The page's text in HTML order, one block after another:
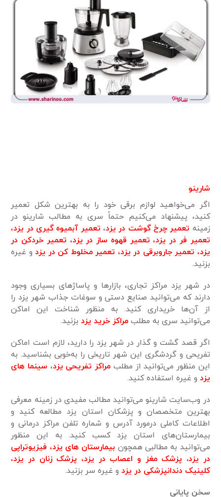
شارینو
اگر می‌خواهید لوازم برقی خود را به بهترین شکل تعمیر
کنید، پیشنهاد می‌کنیم حتماً سری به مطالب شارینو در
زمینه تعمیر چرخ گوشت در یزد، تعمیر آبمیوه گیری در یزد،
تعمیر فر در یزد،تعمیر قهوه ساز در یزد، تعمیر خردکن در
یزد، تعمیر جاروبرقی در یزد، تعمیر مخلوط کن در یزد و غیره
بزنید.
در شهر یزد مراکز تجاری، بازار‌ها و پاساژ‌های بسیاری وجود
دارند که می‌توانید صنایع دستی و سوغات جذاب شهر یزد را
از آن‌ها خریداری کنید. به منظور شناخت این اماکن
می‌توانید سری به مطلب مراکز خرید یزد بزنید.
اگر قصد گشت و گذار در شهر یزد را دارید، لازم است اماکن
تفریحی و گردشگری این شهر تاریخی را به‌خوبی بشناسید. به
این منظور می‌توانید از مطلب مراکز تفریحی یزد، سینما‌ های
یزد و غیره استفاده کنید.
در وب‌سایت شارینو می‌توانید مطالب مفیدی در زمینه معرفی
بهترین متخصصان و پزشکان استان یزد مطالعه کنید و
اطلاعات کاملی درمورد آدرس و شماره تلفن مراکز درمانی و
بیمارستان‌های استان یزد کسب کنید. به این منظور
می‌توانید به مطالبی همچون بیمارستان‌ های یزد، فیزیوتراپی
در یزد، پزشک مغز و اعصاب در یزد، پزشک زنان در یزد،
کلینیک دندانپزشکی در یزد و غیره سر بزنید.
سخن پایانی